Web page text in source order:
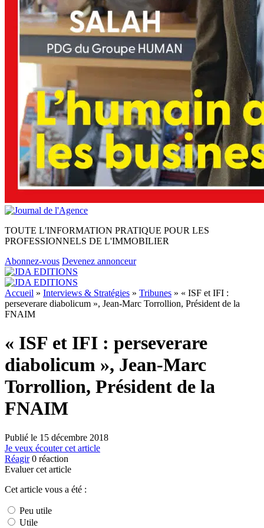
TOUTE L'INFORMATION PRATIQUE POUR LES
PROFESSIONNELS DE L'IMMOBILIER
Abonnez-vous Devenez annonceur
Accueil » Interviews & Stratégies » Tribunes » « ISF et IFI :
perseverare diabolicum », Jean-Marc Torrollion, Président de la
FNAIM
« ISF et IFI : perseverare
diabolicum », Jean-Marc
Torrollion, Président de la
FNAIM
Publié le 15 décembre 2018
Je veux écouter cet article
Réagir 0 réaction
Evaluer cet article
Cet article vous a été :
Peu utile
Utile